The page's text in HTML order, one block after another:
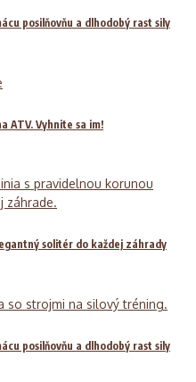
posilňovňu a dlhodobý rast sily
ATV. Vyhnite sa im!
solitér do každej záhrady
posilňovňu a dlhodobý rast sily